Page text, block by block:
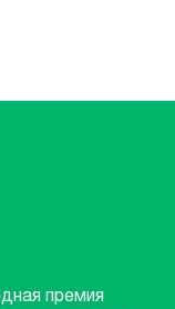
премия